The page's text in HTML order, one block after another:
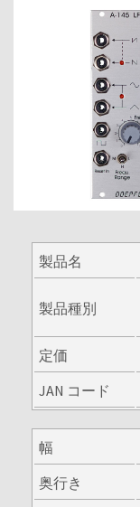
製品名
製品種別
定価
JAN コード
幅
奥行き